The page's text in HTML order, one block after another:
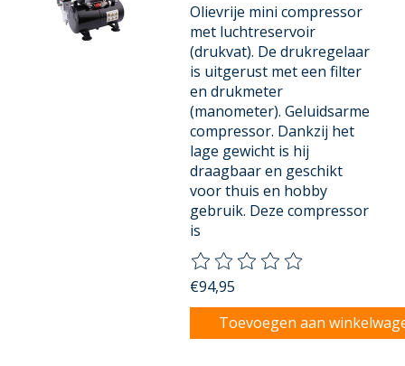
Olievrije mini compressor
met luchtreservoir
(drukvat). De drukregelaar
is uitgerust met een filter
en drukmeter
(manometer). Geluidsarme
compressor. Dankzij het
lage gewicht is hij
draagbaar en geschikt
voor thuis en hobby
gebruik. Deze compressor
is
De beoordeling van dit
€94,95
Toevoegen aan